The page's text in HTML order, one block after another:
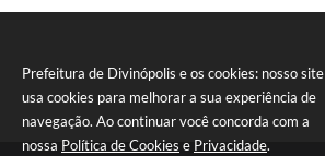
Prefeitura de Divinópolis e os cookies: nosso site
usa cookies para melhorar a sua experiência de
navegação. Ao continuar você concorda com a
nossa Política de Cookies e Privacidade.